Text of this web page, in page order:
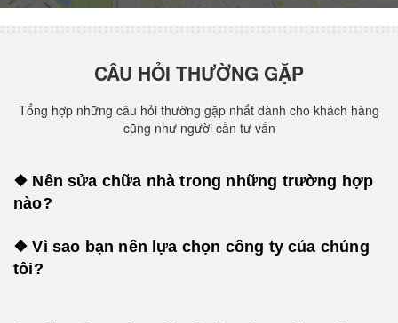
CÂU HỎI THƯỜNG GẶP
Tổng hợp những câu hỏi thường gặp nhất dành cho khách hàng
cũng như người cần tư vấn
❖ Nên sửa chữa nhà trong những trường hợp
nào?
❖ Vì sao bạn nên lựa chọn công ty của chúng
tôi?